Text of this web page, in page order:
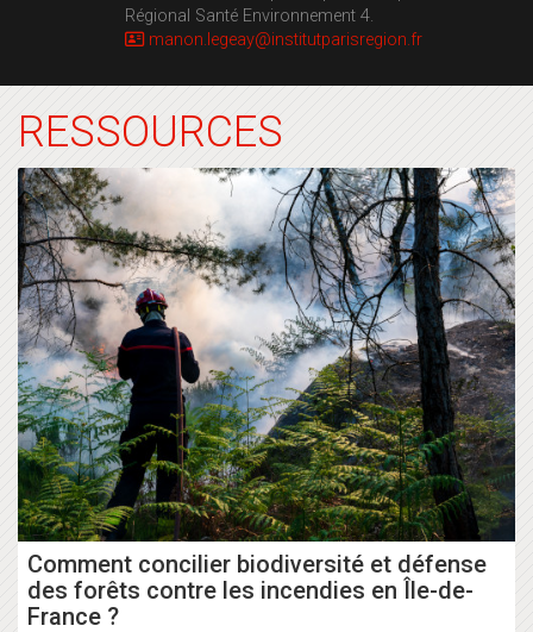
Régional Santé Environnement 4.
manon.legeay@institutparisregion.fr
RESSOURCES
Comment concilier biodiversité et défense
des forêts contre les incendies en Île-de-
France ?